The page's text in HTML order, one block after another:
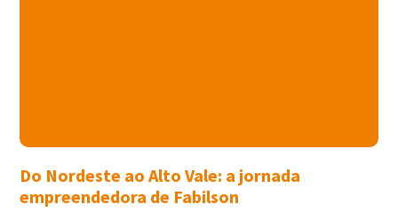
Do Nordeste ao Alto Vale: a jornada
empreendedora de Fabilson